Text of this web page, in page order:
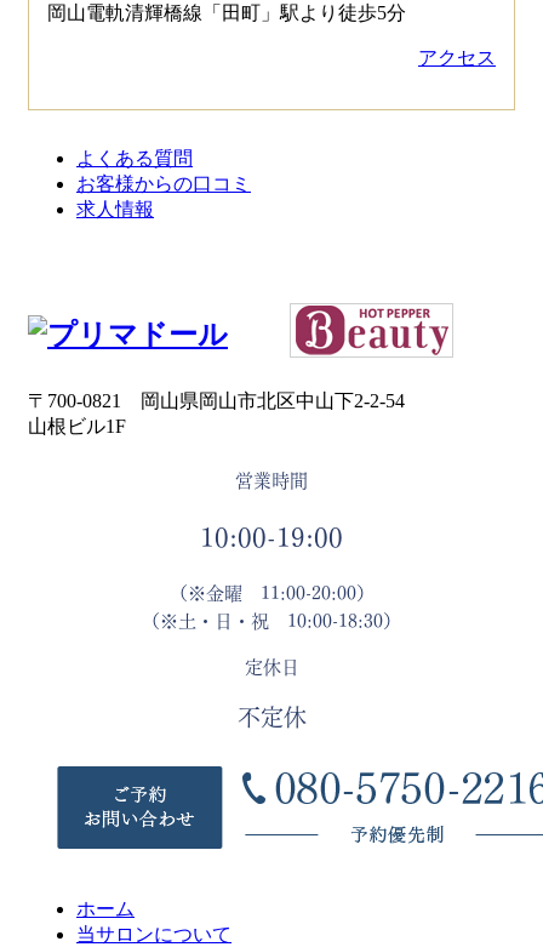
岡山電軌清輝橋線「田町」駅より徒歩5分
アクセス
よくある質問
お客様からの口コミ
求人情報
〒700-0821 岡山県岡山市北区中山下2-2-54
山根ビル1F
営業時間
10:00-19:00
（※金曜 11:00-20:00）
（※土・日・祝 10:00-18:30）
定休日
不定休
ホーム
当サロンについて